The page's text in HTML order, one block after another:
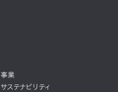
事業
サステナビリティ